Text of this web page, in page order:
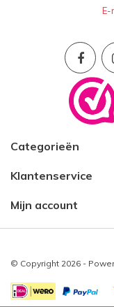
Sehr
diese Firma
Remco
12-10-2023
Super quality!
E-
Categorieën
Klantenservice
Mijn account
© Copyright 2026 -